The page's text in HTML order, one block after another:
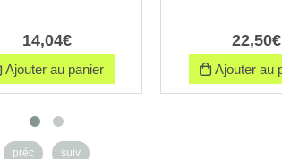
14,04€
Ajouter au panier
22,50€
Ajouter au
préc suiv